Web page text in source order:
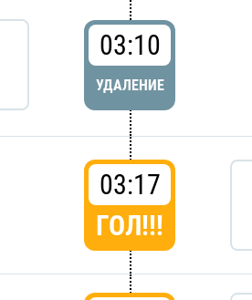
03:10
УДАЛЕНИЕ
03:17
ГОЛ!!!